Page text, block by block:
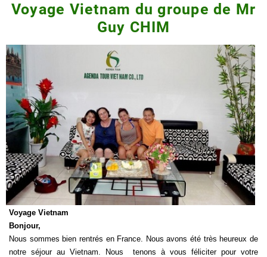
Voyage Vietnam du groupe de Mr
Guy CHIM
Voyage Vietnam
Bonjour,
Nous sommes bien rentrés en France. Nous avons été très heureux de
notre séjour au Vietnam. Nous tenons à vous féliciter pour votre